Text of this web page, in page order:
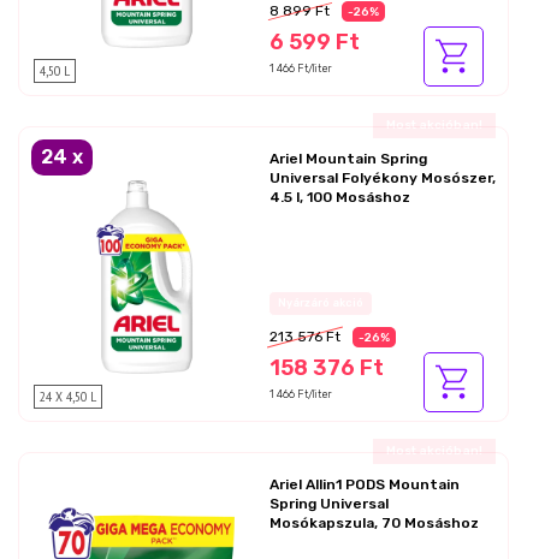
4,50 L
8 899 Ft -26%
6 599 Ft
1 466 Ft/liter
Ajándék akció!
24 x
24 X 4,50 L
Ariel Mountain Spring
Universal Folyékony Mosószer,
4.5 l, 100 Mosáshoz
213 576 Ft -26%
158 376 Ft
1 466 Ft/liter
Ajándék akció!
Ariel Allin1 PODS Mountain
Spring Universal
Mosókapszula, 70 Mosáshoz